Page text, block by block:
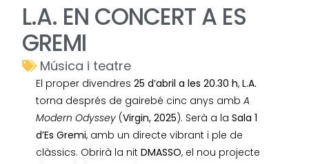
L.A. EN CONCERT A ES
GREMI
Música i teatre
El proper divendres25 d’abril a les 20.30 h,L.A.
torna després de gairebé cinc anys ambA
Modern Odyssey (Virgin, 2025). Serà a laSala 1
d’Es Gremi, amb un directe vibrant i ple de
clàssics. Obrirà la nitDMASSO, el nou projecte